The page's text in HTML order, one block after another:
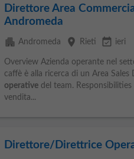
Direttore Area
Andromeda
apartment Andromeda place Rieti event_available ieri
Overview Azienda operante nel
caffè è alla ricerca di un Area
operativedel team.
vendita...
Direttore/Direttrice